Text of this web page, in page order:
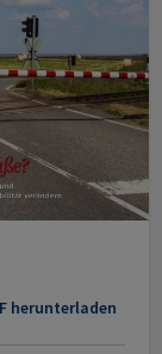
herunterladen